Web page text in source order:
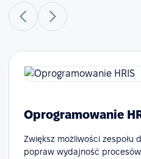
Oprogramowanie
Zwiększ możliwości zespołu
popraw wydajność